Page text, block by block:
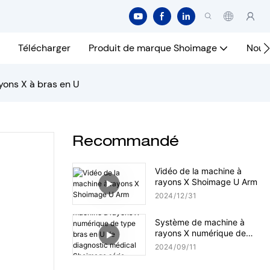
Télécharger Produit de marque Shoimage
X à bras en U
Recommandé
Vidéo de la machine à
rayons X Shoimage U Arm
2024 12 31
Système de machine à
rayons X numérique de
type bras en U de
2024 09 11